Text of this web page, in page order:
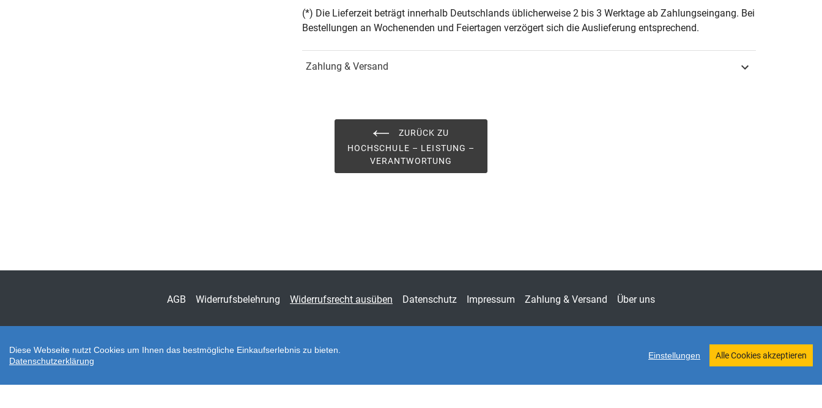
Seiten 1202
ISBN
(*) Die Lieferzeit beträgt innerhalb Deutschlands üblicherweise 2 bis 3 Werktage ab Zahlungseingang. Bei
Bestellungen an Wochenenden und Feiertagen verzögert sich die Auslieferung entsprechend.
Zahlung & Versand
ZURÜCK ZU
HOCHSCHULE – LEISTUNG –
VERANTWORTUNG
AGB Widerrufsbelehrung Widerrufsrecht ausüben Datenschutz Impressum Zahlung & Versand Über uns
Diese Webseite nutzt Cookies um Ihnen das bestmögliche Einkaufserlebnis zu bieten.
Datenschutzerklärung
Einstellungen Alle Cookies akzeptieren